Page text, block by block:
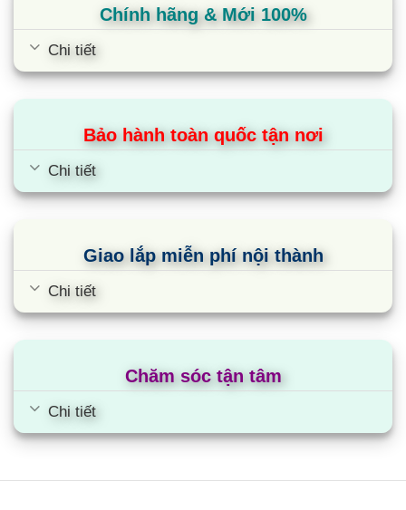
Chính hãng & Mới 100%
Chi tiết
Bảo hành toàn quốc tận nơi
Chi tiết
Giao lắp miễn phí nội thành
Chi tiết
Chăm sóc tận tâm
Chi tiết